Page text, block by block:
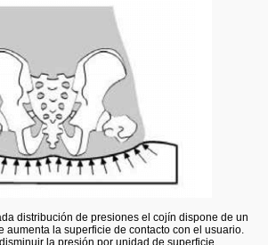
distribución de presiones el cojín dispone de un
aumenta la superficie de contacto con el usuario.
la presión por unidad de superficie,